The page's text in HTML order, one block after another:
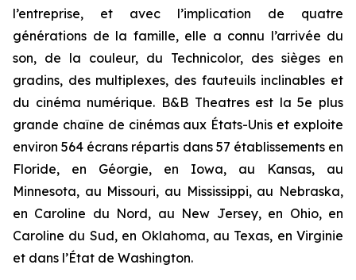
l’entreprise, et avec l’implication de quatre
générations de la famille, elle a connu l’arrivée du
son, de la couleur, du Technicolor, des sièges en
gradins, des multiplexes, des fauteuils inclinables et
du cinéma numérique. B&B Theatres est la 5e plus
grande chaîne de cinémas aux États-Unis et exploite
environ 564 écrans répartis dans 57 établissements en
Floride, en Géorgie, en Iowa, au Kansas, au
Minnesota, au Missouri, au Mississippi, au Nebraska,
en Caroline du Nord, au New Jersey, en Ohio, en
Caroline du Sud, en Oklahoma, au Texas, en Virginie
et dans l’État de Washington.